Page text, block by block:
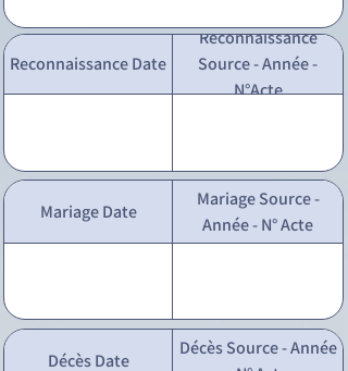
Reconnaissance Date
Reconnaissance
Source - Année -
N°Acte
Mariage Date
Mariage Source -
Année - N° Acte
Décès Date
Décès Source - Année